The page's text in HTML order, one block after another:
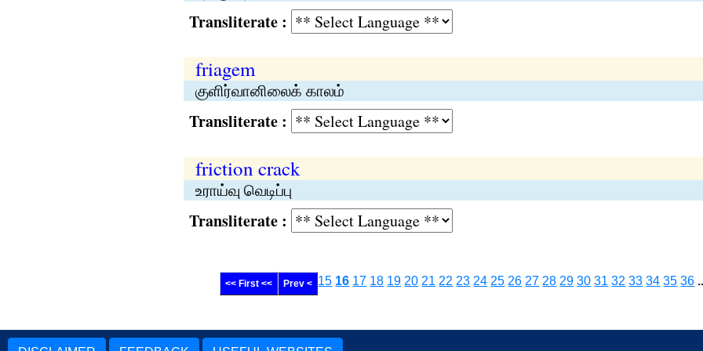
Transliterate :
friagem
குளிர்வானிலைக் காலம்
Transliterate :
friction crack
உராய்வு வெடிப்பு
Transliterate :
<< First << Prev < 15 16 17 18 19 20 21 22 23 24 25 26 27 28 29 30 31 32 33 34 35 36